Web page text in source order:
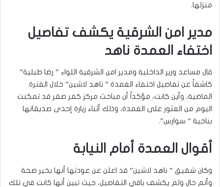
منزلها.
مدير امن الشرقية يكشف تفاصيل
اختفاء العمدة ناهد
قال مساعد وزير الداخلية ومدير امن الشرقية اللواء ” رضا طبلية”
كاشفاً عن تفاصيل اختفاء العمدة ” ناهد لاشين” خلال الفترة
الماضية، وأين كانت، مؤكداً أن مباحث مركز كفر صقر قد تمكنت
اليوم من العثور على العمدة، وذلك أثناء زيارة إحدى صديقاتها
بناحية ” سوارس”.
أقوال العمدة أمام النيابة
وكان شقيق ” ناهد لاشين” قد اعلن عن عودتها أنها بخير صحة
وأتم حال ولم يكشف باقي التفاصيل، حيث تبين أنها كانت في تلك